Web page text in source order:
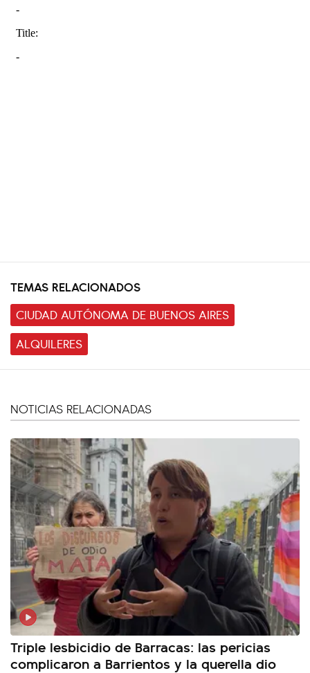
TEMAS RELACIONADOS
CIUDAD AUTÓNOMA DE BUENOS AIRES
ALQUILERES
NOTICIAS RELACIONADAS
Triple lesbicidio de Barracas: las pericias
complicaron a Barrientos y la querella dio